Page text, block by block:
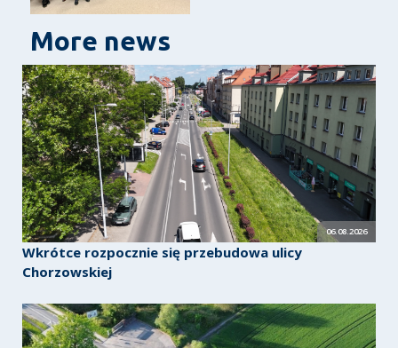
More news
06.08.2026
Wkrótce rozpocznie się przebudowa ulicy
Chorzowskiej